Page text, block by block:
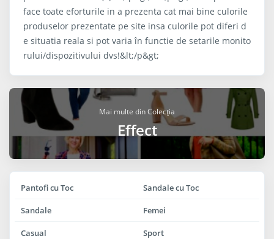
face toate eforturile in a prezenta cat mai bine culorile
produselor prezentate pe site insa culorile pot diferi d
e situatia reala si pot varia în functie de setarile monito
rului/dispozitivului dvs!&lt;/p&gt;
Mai multe din Colecția
Effect
Pantofi cu Toc Sandale cu Toc
Sandale Femei
Casual Sport